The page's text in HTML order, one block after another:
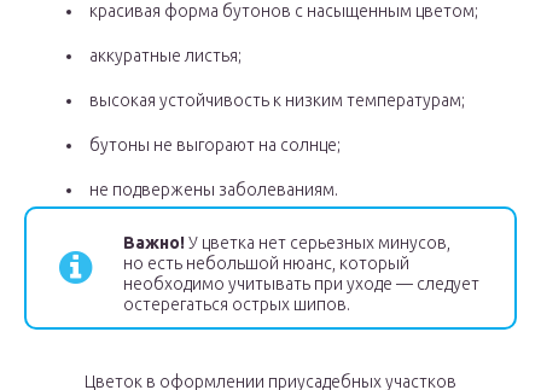
красивая форма бутонов с насыщенным цветом;
аккуратные листья;
высокая устойчивость к низким температурам;
бутоны не выгорают на солнце;
не подвержены заболеваниям.
Важно!У цветка нет серьезных минусов,
но есть небольшой нюанс, который
необходимо учитывать при уходе — следует
остерегаться острых шипов.
Цветок в оформлении приусадебных участков